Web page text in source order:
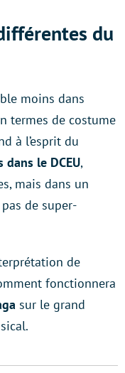
du
moins dans
termes de costume
à l’esprit du
le DCEU,
mais dans un
de super-
de
fonctionnera
sur le grand